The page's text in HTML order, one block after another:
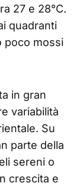
27 e 28°C.
quadranti
poco mossi
in gran
variabilità
Su
parte della
sereni o
crescita e